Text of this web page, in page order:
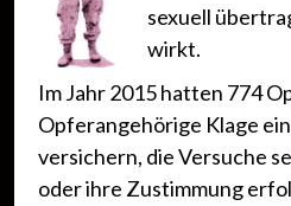
sexuell
wirkt.
Im Jahr 2015 hatten 774
Opferangehörige Klage
versichern, die Versuche
oder ihre Zustimmung